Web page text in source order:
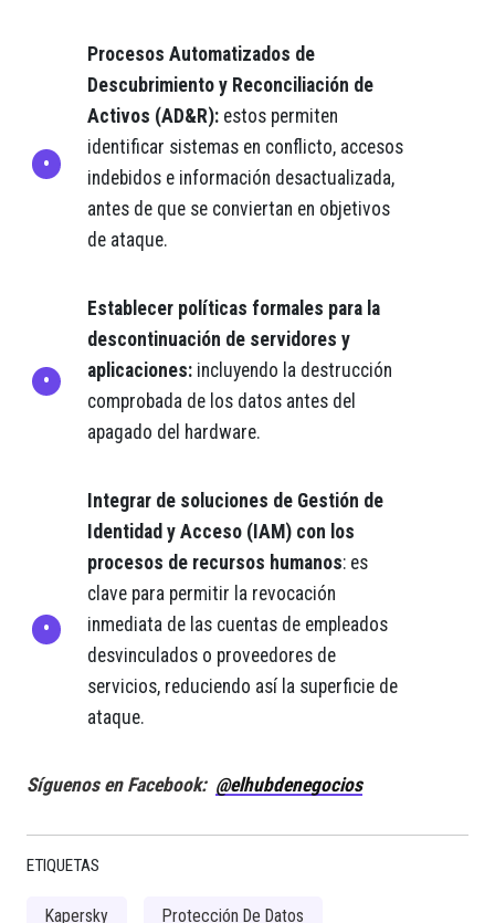
Procesos Automatizados de
Descubrimiento y Reconciliación de
Activos (AD&R): estos permiten
identificar sistemas en conflicto, accesos
indebidos e información desactualizada,
antes de que se conviertan en objetivos
de ataque.
Establecer políticas formales para la
descontinuación de servidores y
aplicaciones: incluyendo la destrucción
comprobada de los datos antes del
apagado del hardware.
Integrar de soluciones de Gestión de
Identidad y Acceso (IAM) con los
procesos de recursos humanos: es
clave para permitir la revocación
inmediata de las cuentas de empleados
desvinculados o proveedores de
servicios, reduciendo así la superficie de
ataque.
Síguenos en Facebook: @elhubdenegocios
ETIQUETAS
Kapersky Protección De Datos